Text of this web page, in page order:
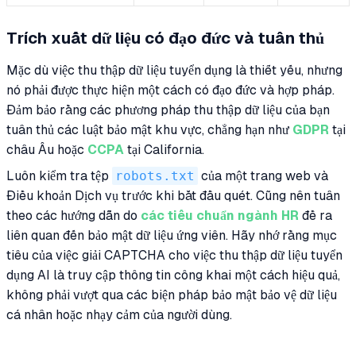
Trích xuất dữ liệu có đạo đức và tuân thủ
Mặc dù việc thu thập dữ liệu tuyển dụng là thiết yếu, nhưng
nó phải được thực hiện một cách có đạo đức và hợp pháp.
Đảm bảo rằng các phương pháp thu thập dữ liệu của bạn
tuân thủ các luật bảo mật khu vực, chẳng hạn như GDPR tại
châu Âu hoặc CCPA tại California.
Luôn kiểm tra tệp robots.txt của một trang web và
Điều khoản Dịch vụ trước khi bắt đầu quét. Cũng nên tuân
theo các hướng dẫn do các tiêu chuẩn ngành HR đề ra
liên quan đến bảo mật dữ liệu ứng viên. Hãy nhớ rằng mục
tiêu của việc giải CAPTCHA cho việc thu thập dữ liệu tuyển
dụng AI là truy cập thông tin công khai một cách hiệu quả,
không phải vượt qua các biện pháp bảo mật bảo vệ dữ liệu
cá nhân hoặc nhạy cảm của người dùng.